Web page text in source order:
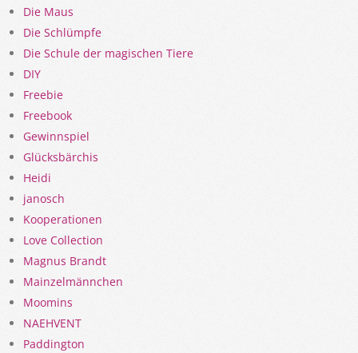
Die Maus
Die Schlümpfe
Die Schule der magischen Tiere
DIY
Freebie
Freebook
Gewinnspiel
Glücksbärchis
Heidi
janosch
Kooperationen
Love Collection
Magnus Brandt
Mainzelmännchen
Moomins
NAEHVENT
Paddington